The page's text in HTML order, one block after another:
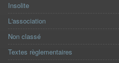
Insolite
L'association
Non classé
Textes règlementaires